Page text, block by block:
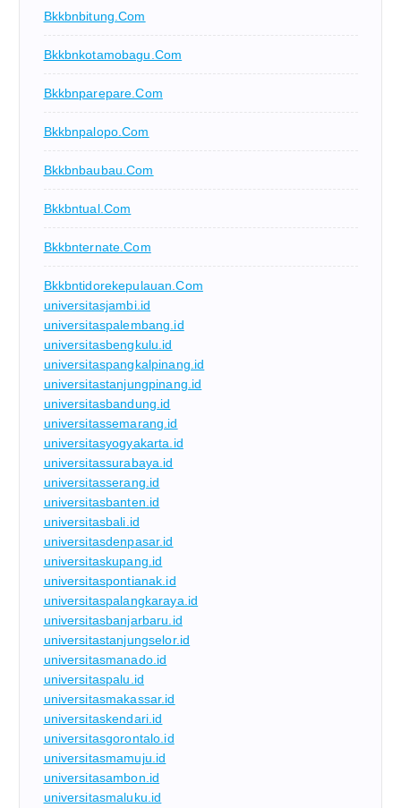
Bkkbnbitung.com
Bkkbnkotamobagu.com
Bkkbnparepare.com
Bkkbnpalopo.com
Bkkbnbaubau.com
Bkkbntual.com
Bkkbnternate.com
Bkkbntidorekepulauan.com
universitasjambi.id
universitaspalembang.id
universitasbengkulu.id
universitaspangkalpinang.id
universitastanjungpinang.id
universitasbandung.id
universitassemarang.id
universitasyogyakarta.id
universitassurabaya.id
universitasserang.id
universitasbanten.id
universitasbali.id
universitasdenpasar.id
universitaskupang.id
universitaspontianak.id
universitaspalangkaraya.id
universitasbanjarbaru.id
universitastanjungselor.id
universitasmanado.id
universitaspalu.id
universitasmakassar.id
universitaskendari.id
universitasgorontalo.id
universitasmamuju.id
universitasambon.id
universitasmaluku.id